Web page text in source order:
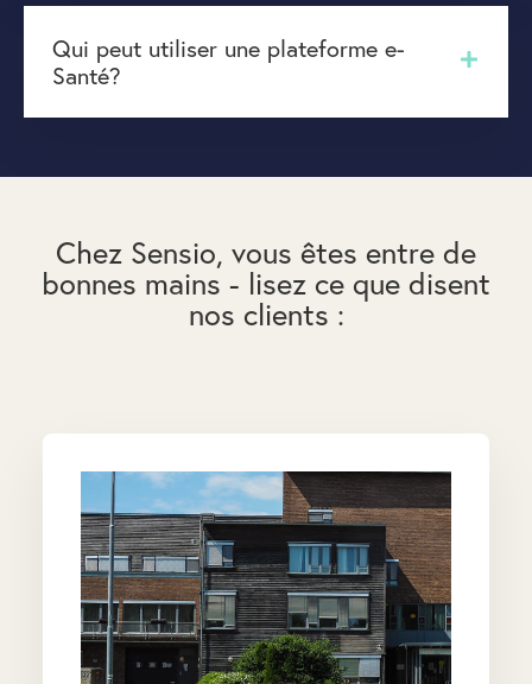
Qui peut utiliser une plateforme e-
Santé?
Chez Sensio, vous êtes entre de
bonnes mains - lisez ce que disent
nos clients :